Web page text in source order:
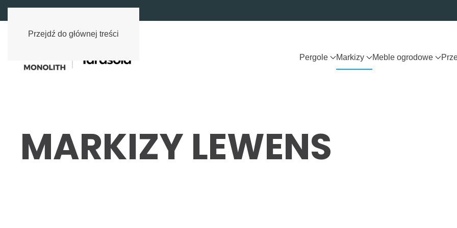
Przejdź do głównej treści
Pergole Markizy Meble ogrodowe
MARKIZY LEWENS